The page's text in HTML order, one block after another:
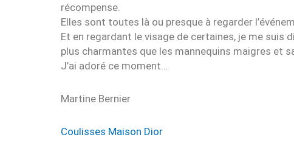
récompense.
Elles sont toutes là ou presque à regarder
Et en regardant le visage de certaines, je me suis
plus charmantes que les mannequins maigres et
J’ai adoré ce moment…
Martine Bernier
Coulisses Maison Dior